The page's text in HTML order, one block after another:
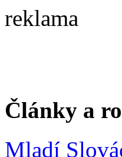
reklama
Články a
Mladí